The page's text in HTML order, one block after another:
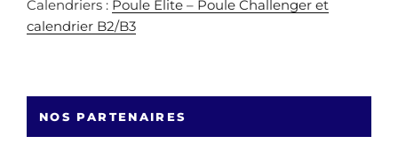
Calendriers : Poule Elite – Poule Challenger et
calendrier B2/B3
NOS PARTENAIRES